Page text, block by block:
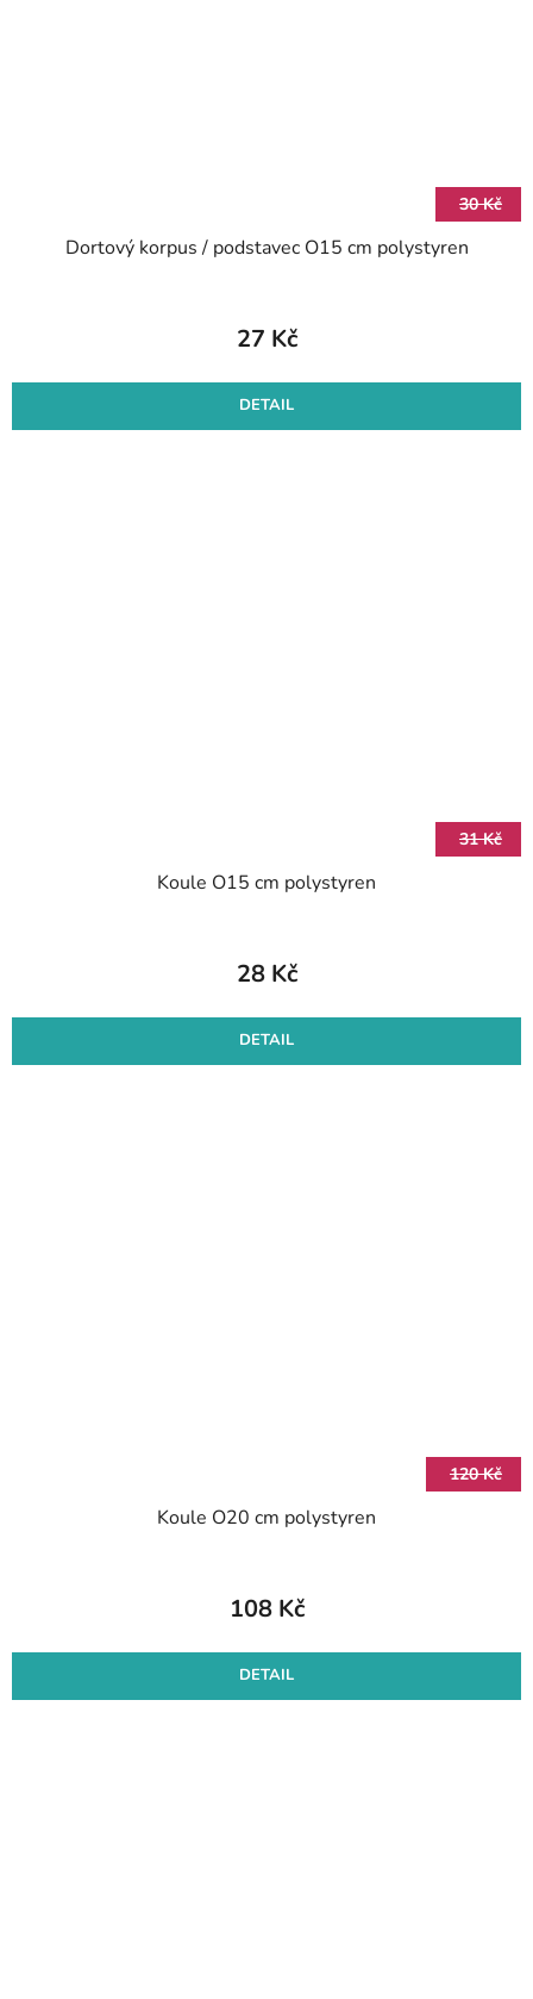
30 Kč
Dortový korpus / podstavec O15 cm polystyren
27 Kč
DETAIL
31 Kč
Koule O15 cm polystyren
28 Kč
DETAIL
120 Kč
Koule O20 cm polystyren
108 Kč
DETAIL